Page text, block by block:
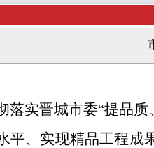
落实晋城市委“提品
平、实现精品工程成